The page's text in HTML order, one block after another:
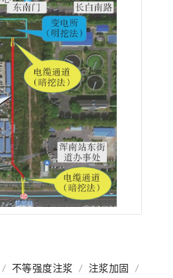
/ 不等强度注浆 / 注浆加固
/